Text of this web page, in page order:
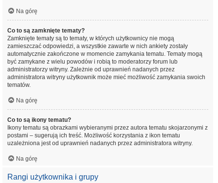
Na górę
Co to są zamknięte tematy?
Zamknięte tematy są to tematy, w których użytkownicy nie mogą
zamieszczać odpowiedzi, a wszystkie zawarte w nich ankiety zostały
automatycznie zakończone w momencie zamykania tematu. Tematy mogą
być zamykane z wielu powodów i robią to moderatorzy forum lub
administratorzy witryny. Zależnie od uprawnień nadanych przez
administratora witryny użytkownik może mieć możliwość zamykania swoich
tematów.
Na górę
Co to są ikony tematu?
Ikony tematu są obrazkami wybieranymi przez autora tematu skojarzonymi z
postami – sugerują ich treść. Możliwość korzystania z ikon tematu
uzależniona jest od uprawnień nadanych przez administratora witryny.
Na górę
Rangi użytkownika i grupy